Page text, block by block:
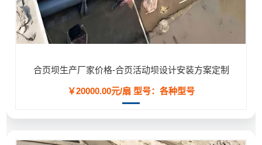
合页坝生产厂家价格-合页活动坝设计安装方案定制
￥20000.00元/扇 型号：各种型号